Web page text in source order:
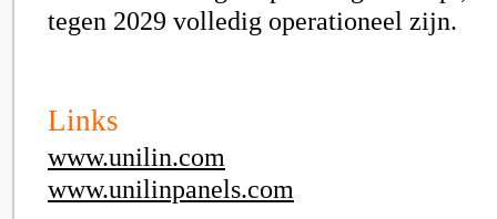
tegen 2029 volledig operationeel zijn.
Links
www.unilin.com
www.unilinpanels.com